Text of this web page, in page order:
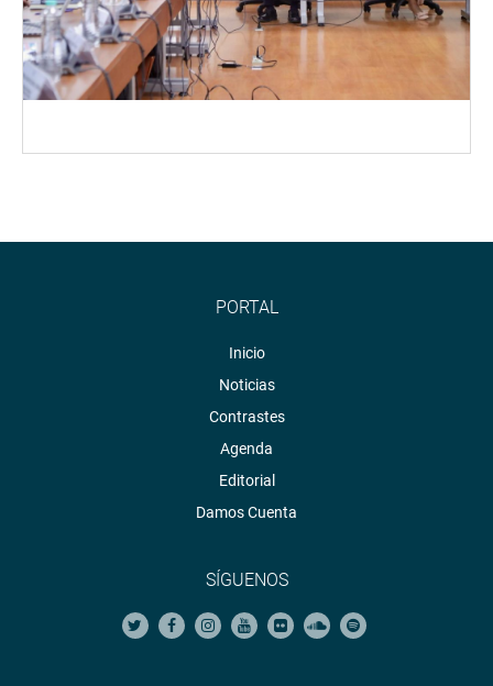
PORTAL
Inicio
Noticias
Contrastes
Agenda
Editorial
Damos Cuenta
SÍGUENOS